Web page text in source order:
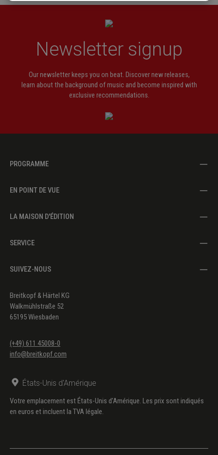
7.
Redde mihi laetitiam
Libera me de sanguinibus
Sacrificium deo
Benigne fac
Ut aedificentur
Newsletter signup
Our newsletter keeps you on beat. Discover new releases,
learn about the background of music and become inspired with
exclusive recommendations.
PROGRAMME
EN POINT DE VUE
LA MAISON D'ÉDITION
SERVICE
SUIVEZ-NOUS
Breitkopf & Härtel KG
Walkmühlstraße 52
65195 Wiesbaden
(+49) 611 45008-0
info@breitkopf.com
États-Unis d'Amérique
Votre emplacement est États-Unis d'Amérique. Les prix sont indiqués
en euros et incluent la TVA légale.